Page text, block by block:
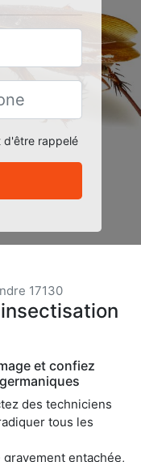
rappelé
17130
et confiez
des techniciens
tous les
entachée,